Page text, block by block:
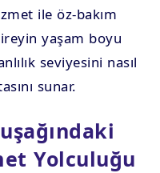
ile öz-bakım
yaşam boyu
seviyesini nasıl
sunar.
Yolculuğu